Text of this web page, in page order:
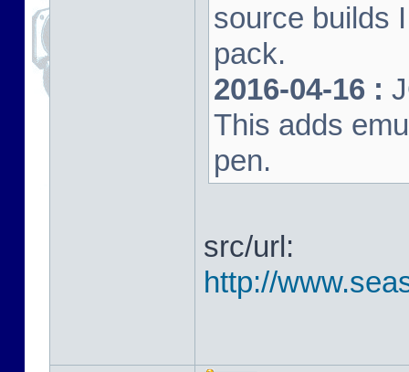
source builds
pack.
2016-04-16 :
This adds
pen.
src/url:
http://